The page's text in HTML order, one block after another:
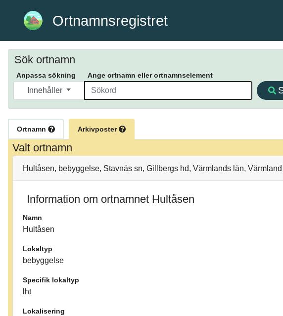
Ortnamnsregistret
Sök ortnamn
Anpassa sökning Ange ortnamn eller ortnamnselement
Innehåller
Ortnamn Arkivposter
Valt ortnamn
Hultåsen, bebyggelse, Stavnäs sn, Gillbergs hd, Värmlands län, Värmland
Information om ortnamnet Hultåsen
Namn
Hultåsen
Lokaltyp
bebyggelse
Specifik lokaltyp
lht
Lokalisering